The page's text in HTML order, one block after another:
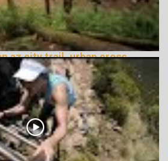
az city trail, urban cross